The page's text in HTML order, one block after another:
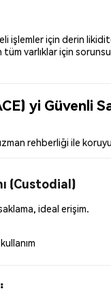
işlemler için derin
varlıklar için
yi Güvenli
rehberliği ile
(Custodial)
ideal erişim.